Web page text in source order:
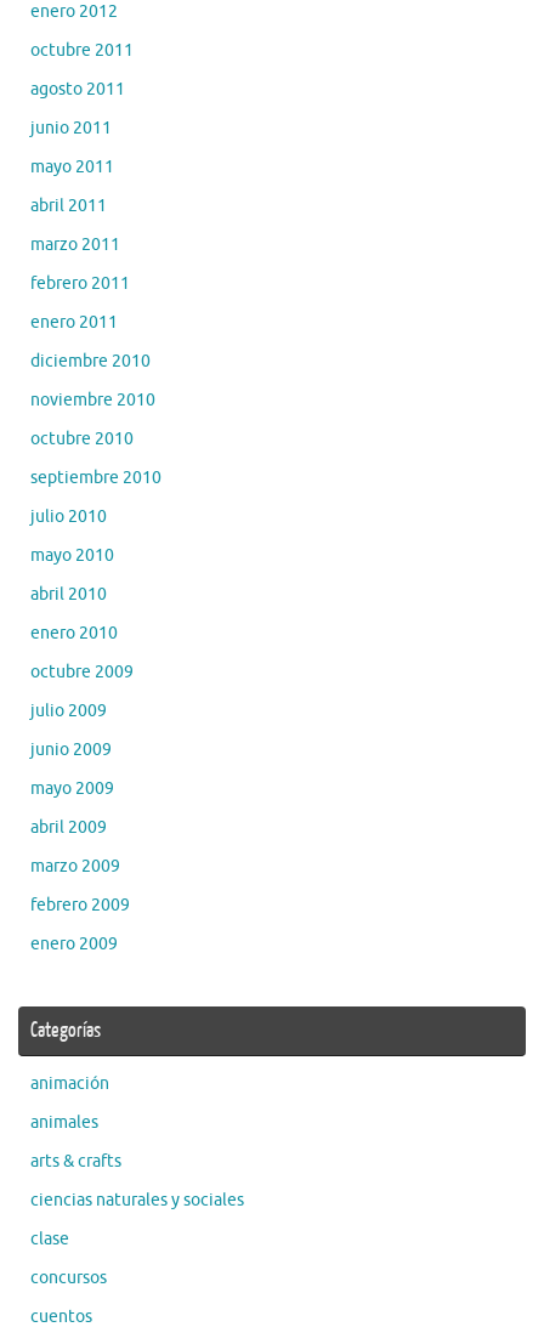
enero 2012
octubre 2011
agosto 2011
junio 2011
mayo 2011
abril 2011
marzo 2011
febrero 2011
enero 2011
diciembre 2010
noviembre 2010
octubre 2010
septiembre 2010
julio 2010
mayo 2010
abril 2010
enero 2010
octubre 2009
julio 2009
junio 2009
mayo 2009
abril 2009
marzo 2009
febrero 2009
enero 2009
Categorías
animación
animales
arts & crafts
ciencias naturales y sociales
clase
concursos
cuentos